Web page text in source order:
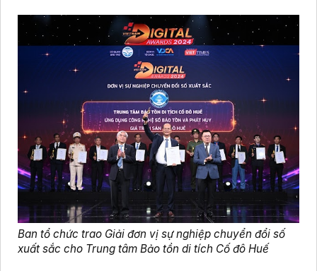
Ban tổ chức trao Giải đơn vị sự nghiệp chuyển đổi số
xuất sắc cho Trung tâm Bảo tồn di tích Cố đô Huế